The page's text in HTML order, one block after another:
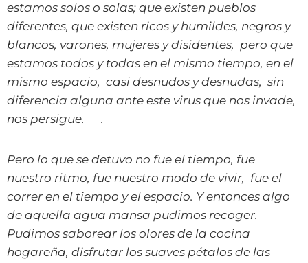
estamos solos o solas; que existen pueblos
diferentes, que existen ricos y humildes, negros y
blancos, varones, mujeres y disidentes, pero que
estamos todos y todas en el mismo tiempo, en el
mismo espacio, casi desnudos y desnudas, sin
diferencia alguna ante este virus que nos invade,
nos persigue. .
Pero lo que se detuvo no fue el tiempo, fue
nuestro ritmo, fue nuestro modo de vivir, fue el
correr en el tiempo y el espacio. Y entonces algo
de aquella agua mansa pudimos recoger.
Pudimos saborear los olores de la cocina
hogareña, disfrutar los suaves pétalos de las